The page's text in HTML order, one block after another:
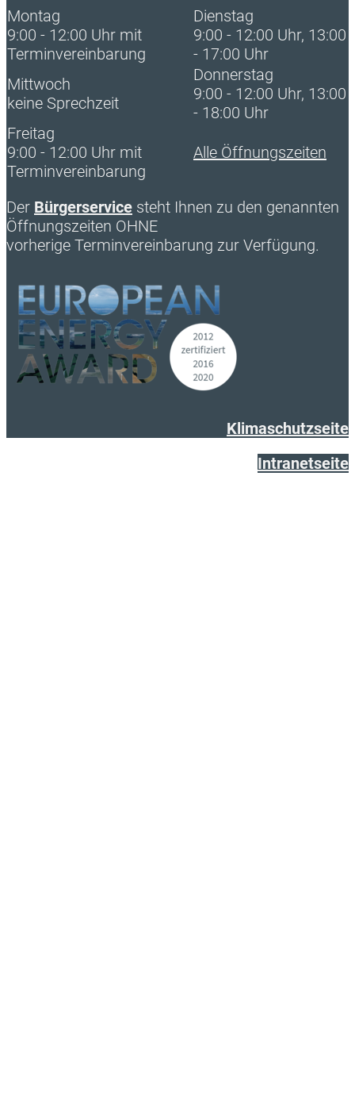
Montag
9:00 - 12:00 Uhr mit
Terminvereinbarung
Dienstag
9:00 - 12:00 Uhr, 13:00
- 17:00 Uhr
Mittwoch
keine Sprechzeit
Donnerstag
9:00 - 12:00 Uhr, 13:00
- 18:00 Uhr
Freitag
9:00 - 12:00 Uhr mit
Terminvereinbarung
Alle Öffnungszeiten
Der Bürgerservice steht Ihnen zu den genannten
Öffnungszeiten OHNE
vorherige Terminvereinbarung zur Verfügung.
Klimaschutzseite
Intranetseite